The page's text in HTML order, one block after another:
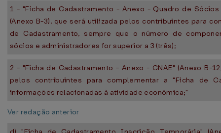
1 - "Ficha de Cadastramento - Anexo - Quadro de
(Anexo B-3), que será utilizada pelos contribuintes para
de Cadastramento, sempre que o número de
sócios e administradores for superior a 3 (três);
2 - "Ficha de Cadastramento - Anexo - CNAE" (Anexo B-
pelos contribuintes para complementar a "Ficha de
informações relacionadas à atividade econômica;"
Ver redação anterior